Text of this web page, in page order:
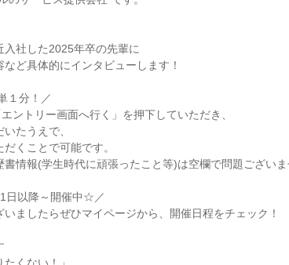
社した2025年卒の先輩に
ど具体的にインタビューします！
１分！／
ントリー画面へ行く」を押下していただき、
たうえで、
くことで可能です。
情報(学生時代に頑張ったこと等)は空欄で問題ござい
日以降～開催中☆／
ましたらぜひマイページから、開催日程をチェック！